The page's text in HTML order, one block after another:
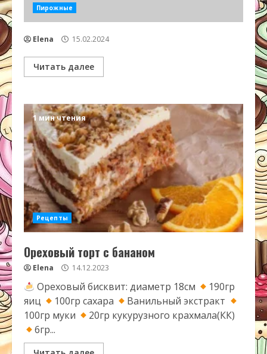
Пирожные
Elena 15.02.2024
Читать далее
1 мин чтения
Рецепты
Ореховый торт с бананом
Elena 14.12.2023
Ореховый бисквит: диаметр 18см
190гр
яиц
100гр сахара
Ванильный экстракт
100гр муки
20гр кукурузного крахмала(КК)
6гр...